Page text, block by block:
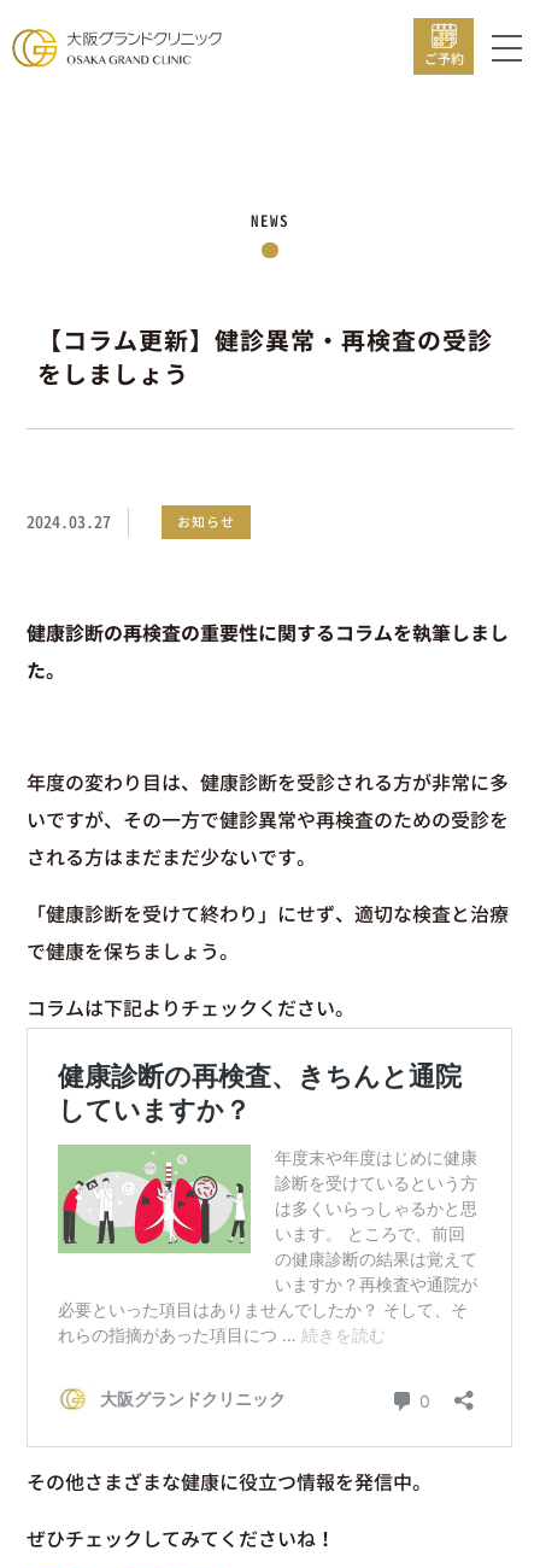
ご予約
【コラム更新】健診異常・再検査の受診
をしましょう
NEWS
2024.03.27 お知らせ
健康診断の再検査の重要性に関するコラムを執筆しまし
た。
年度の変わり目は、健康診断を受診される方が非常に多
いですが、その一方で健診異常や再検査のための受診を
される方はまだまだ少ないです。
「健康診断を受けて終わり」にせず、適切な検査と治療
で健康を保ちましょう。
コラムは下記よりチェックください。
その他さまざまな健康に役立つ情報を発信中。
ぜひチェックしてみてくださいね！